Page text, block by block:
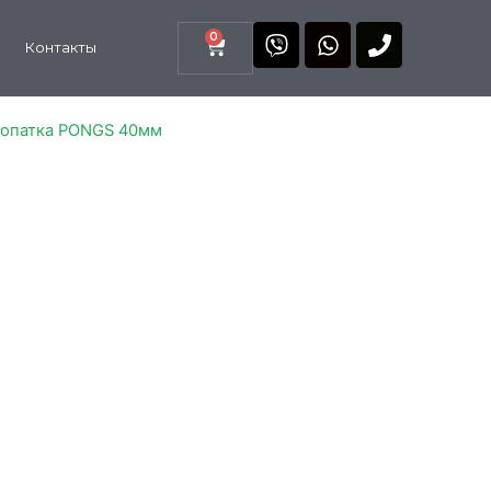
Контакты
0
PONGS 40мм